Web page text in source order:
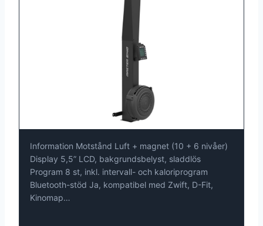
Information Motstånd Luft + magnet (10 + 6 nivåer)
Display 5,5” LCD, bakgrundsbelyst, sladdlös
Program 8 st, inkl. intervall- och kaloriprogram
Bluetooth-stöd Ja, kompatibel med Zwift, D-Fit,
Kinomap…